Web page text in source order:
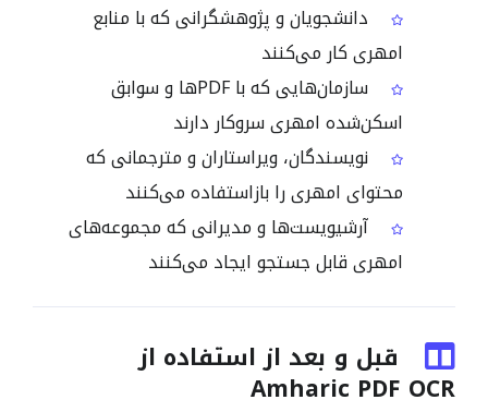
دانشجویان و پژوهشگرانی که با منابع
امهری کار می‌کنند
سازمان‌هایی که با PDFها و سوابق
اسکن‌شده امهری سروکار دارند
نویسندگان، ویراستاران و مترجمانی که
محتوای امهری را بازاستفاده می‌کنند
آرشیویست‌ها و مدیرانی که مجموعه‌های
امهری قابل جستجو ایجاد می‌کنند
قبل و بعد از استفاده از
Amharic PDF OCR